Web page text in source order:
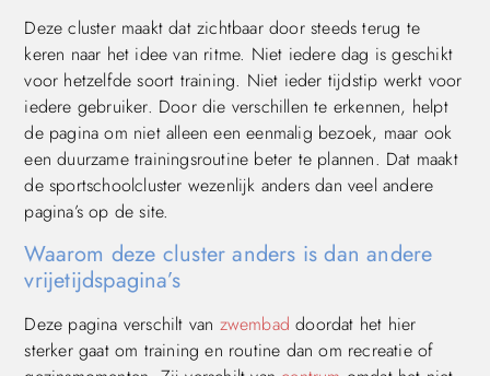
Deze cluster maakt dat zichtbaar door steeds terug te
keren naar het idee van ritme. Niet iedere dag is geschikt
voor hetzelfde soort training. Niet ieder tijdstip werkt voor
iedere gebruiker. Door die verschillen te erkennen, helpt
de pagina om niet alleen een eenmalig bezoek, maar ook
een duurzame trainingsroutine beter te plannen. Dat maakt
de sportschoolcluster wezenlijk anders dan veel andere
pagina’s op de site.
Waarom deze cluster anders is dan andere
vrijetijdspagina’s
Deze pagina verschilt van zwembad doordat het hier
sterker gaat om training en routine dan om recreatie of